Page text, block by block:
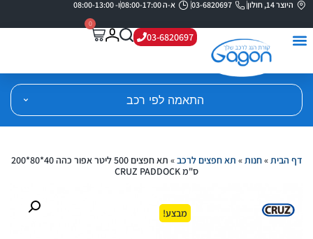
היוצר 14, חולון 03-6820697 א-ה 08:00-17:00 ו- 08:00-13:00
03-6820697
0
התאמה לפי רכב
דף הבית»חנות» תא חפצים לרכב»
תא חפצים 500 ליטר אפור כהה 40*80*200
ס"מ CRUZ PADDOCK
מבצע!